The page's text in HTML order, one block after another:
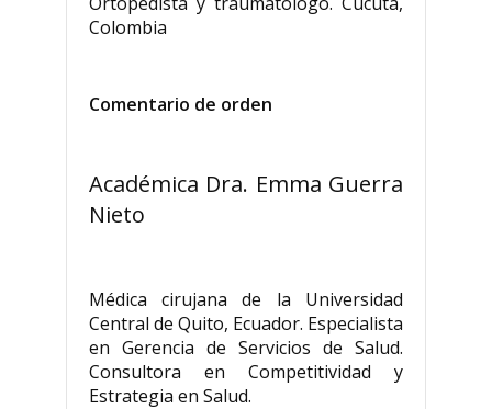
Colombia
Comentario de orden
Académica Dra. Emma Guerra
Nieto
Médica cirujana de la Universidad
Central de Quito, Ecuador. Especialista
en Gerencia de Servicios de Salud.
Consultora en Competitividad y
Estrategia en Salud.